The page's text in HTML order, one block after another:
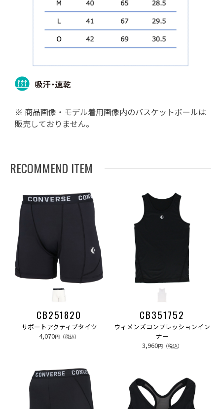
※ 商品画像・モデル着用画像内のバスケットボールは
販売しておりません。
RECOMMEND ITEM
CB251820
サポートアクティブタイツ
4,070円（税込）
CB351752
ウィメンズコンプレッションイン
ナー
3,960円（税込）